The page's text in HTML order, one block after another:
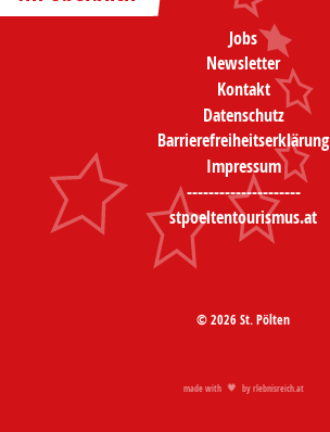
Jobs
Newsletter
Kontakt
Datenschutz
Barrierefreiheitserklärung
Impressum
---------------------
stpoeltentourismus.at
© 2026 St. Pölten
made with by rlebnisreich.at